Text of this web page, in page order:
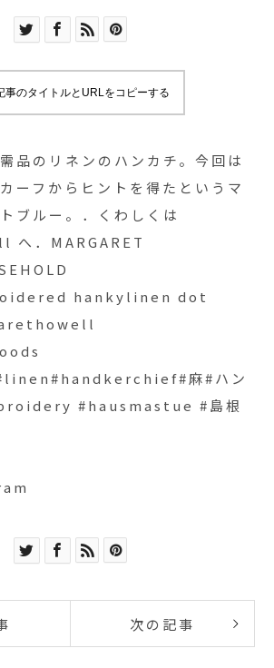
．MARGARET
hanky.#margarethowell
#hausmastue #島根 #松江
事のタイトルとURLをコピーする
品のリネンのハンカチ。今回は
ーフからヒントを得たというマ
ブルー。．くわしくは
へ．MARGARET
hankylinen dot
麻#ハン
#hausmastue #島根
次の記事